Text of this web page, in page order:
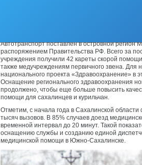
Новые автомобили оснащены всем
Автотранспорт поставлен в островной регион
распоряжением Правительства РФ. Всего за
учреждения получили 42 кареты скорой
также медучреждениям первичного звена. Для
национального проекта «Здравоохранение» в
Оснащение регионального здравоохранения
продолжено, чтобы еще больше повысить
помощи для сахалинцев и курильчан.
Отметим, с начала года в Сахалинской
тысяч вызовов. В 85% случаев доезд
временной интервал до 20 минут. Такой
оснащению службы и созданию единой
медицинской помощи в Южно-Сахалинске.